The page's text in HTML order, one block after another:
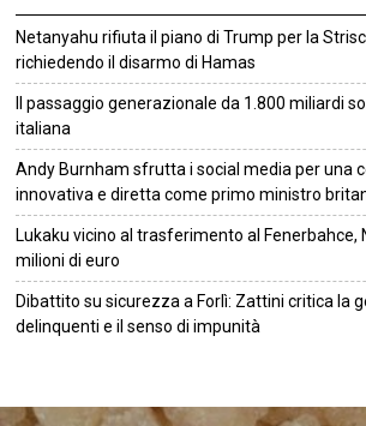
Netanyahu rifiuta il piano di Trump per la
richiedendo il disarmo di Hamas
Il passaggio generazionale da 1.800 miliardi
italiana
Andy Burnham sfrutta i social media per una
innovativa e diretta come primo ministro
Lukaku vicino al trasferimento al Fenerbahce,
milioni di euro
Dibattito su sicurezza a Forlì: Zattini critica la
delinquenti e il senso di impunità